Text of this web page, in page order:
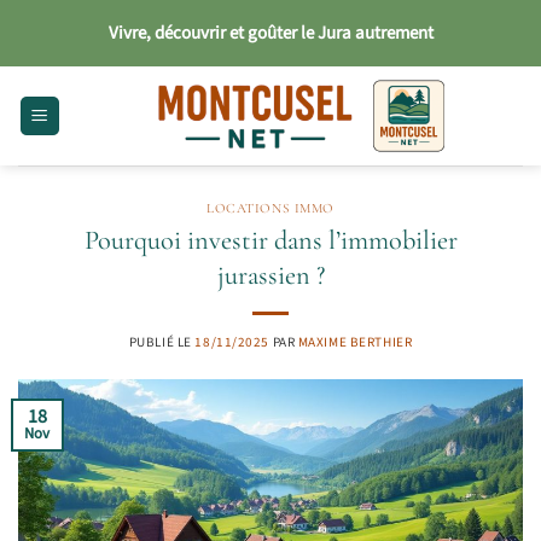
contenu
Vivre, découvrir et goûter le Jura autrement
LOCATIONS IMMO
Pourquoi investir dans l’immobilier
jurassien ?
PUBLIÉ LE 18/11/2025 PAR MAXIME BERTHIER
18
Nov